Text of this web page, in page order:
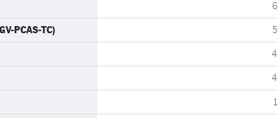
6
PCAS-TC) 5
4
4
1